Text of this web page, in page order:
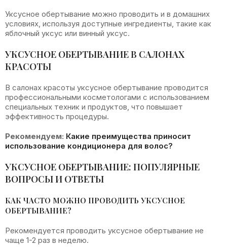
Уксусное обертывание можно проводить и в домашних
условиях, используя доступные ингредиенты, такие как
яблочный уксус или винный уксус.
УКСУСНОЕ ОБЕРТЫВАНИЕ В САЛОНАХ
КРАСОТЫ
В салонах красоты уксусное обертывание проводится
профессиональными косметологами с использованием
специальных техник и продуктов, что повышает
эффективность процедуры.
Рекомендуем: Какие преимущества приносит
использование кондиционера для волос?
УКСУСНОЕ ОБЕРТЫВАНИЕ: ПОПУЛЯРНЫЕ
ВОПРОСЫ И ОТВЕТЫ
КАК ЧАСТО МОЖНО ПРОВОДИТЬ УКСУСНОЕ
ОБЕРТЫВАНИЕ?
Рекомендуется проводить уксусное обертывание не
чаще 1-2 раз в неделю.